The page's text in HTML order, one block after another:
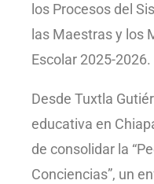
los Procesos del
las Maestras y los
Escolar 2025-2026.
Desde Tuxtla
educativa en
de consolidar la
Conciencias”, un